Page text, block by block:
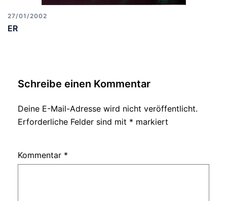
27/01/2002
ER
Schreibe einen Kommentar
Deine E-Mail-Adresse wird nicht veröffentlicht.
Erforderliche Felder sind mit * markiert
Kommentar *